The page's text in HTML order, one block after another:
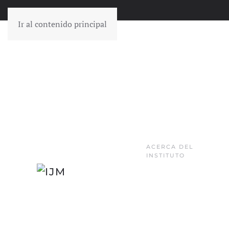
Ir al contenido principal
ACERCA DEL
INSTITUTO